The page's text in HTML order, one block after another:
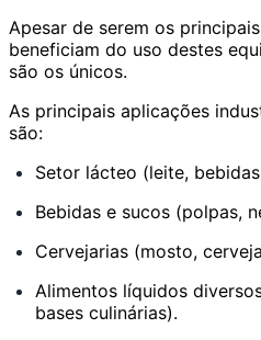
Apesar de serem os
beneficiam do uso destes
são os únicos.
As principais aplicações
são:
Setor lácteo (leite,
Bebidas e sucos (polpas,
Cervejarias (mosto,
Alimentos líquidos
bases culinárias).